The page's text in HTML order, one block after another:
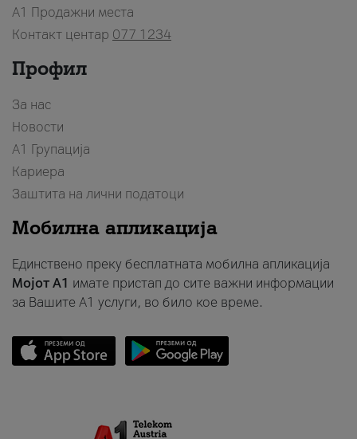
A1 Продажни места
Контакт центар 077 1234
Профил
За нас
Новости
А1 Групација
Кариера
Заштита на лични податоци
Мобилна апликација
Единствено преку бесплатната мобилна апликација
Мојот A1 имате пристап до сите важни информации
за Вашите A1 услуги, во било кое време.